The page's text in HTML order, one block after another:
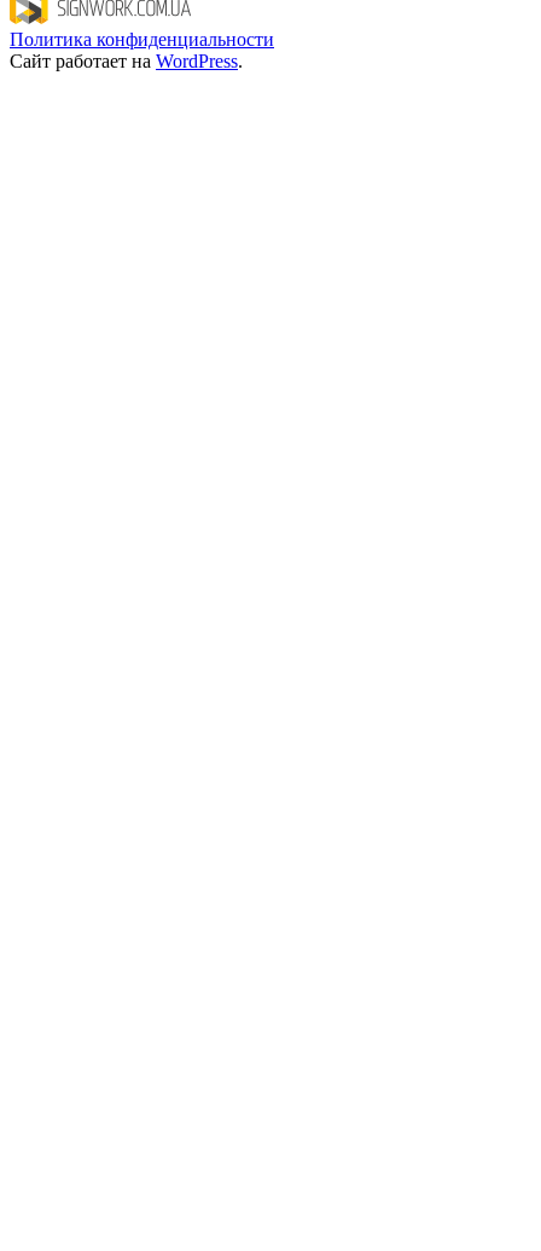
Политика конфиденциальности
Сайт работает на WordPress.